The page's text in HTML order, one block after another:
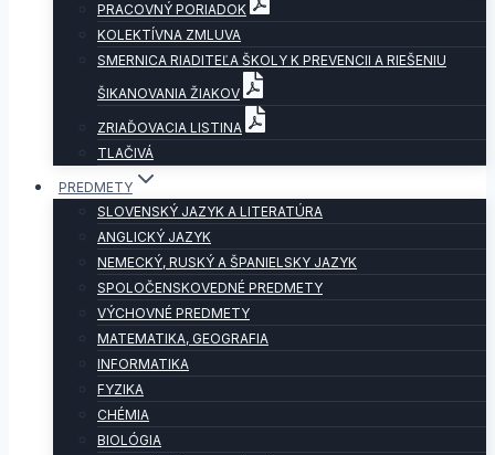
PRACOVNÝ PORIADOK
KOLEKTÍVNA ZMLUVA
SMERNICA RIADITEĽA ŠKOLY K PREVENCII A RIEŠENIU
ŠIKANOVANIA ŽIAKOV
ZRIAĎOVACIA LISTINA
TLAČIVÁ
PREDMETY
SLOVENSKÝ JAZYK A LITERATÚRA
ANGLICKÝ JAZYK
NEMECKÝ, RUSKÝ A ŠPANIELSKY JAZYK
SPOLOČENSKOVEDNÉ PREDMETY
VÝCHOVNÉ PREDMETY
MATEMATIKA, GEOGRAFIA
INFORMATIKA
FYZIKA
CHÉMIA
BIOLÓGIA